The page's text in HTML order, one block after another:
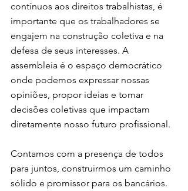
contínuos aos direitos trabalhistas, é
importante que os trabalhadores se
engajem na construção coletiva e na
defesa de seus interesses. A
assembleia é o espaço democrático
onde podemos expressar nossas
opiniões, propor ideias e tomar
decisões coletivas que impactam
diretamente nosso futuro profissional.
Contamos com a presença de todos
para juntos, construirmos um caminho
sólido e promissor para os bancários.